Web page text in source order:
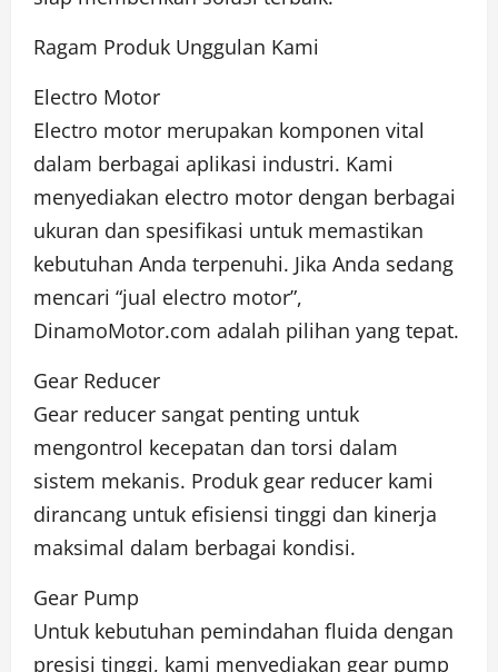
Ragam Produk Unggulan Kami
Electro Motor
Electro motor merupakan komponen vital
dalam berbagai aplikasi industri. Kami
menyediakan electro motor dengan berbagai
ukuran dan spesifikasi untuk memastikan
kebutuhan Anda terpenuhi. Jika Anda sedang
mencari “jual electro motor”,
DinamoMotor.com adalah pilihan yang tepat.
Gear Reducer
Gear reducer sangat penting untuk
mengontrol kecepatan dan torsi dalam
sistem mekanis. Produk gear reducer kami
dirancang untuk efisiensi tinggi dan kinerja
maksimal dalam berbagai kondisi.
Gear Pump
Untuk kebutuhan pemindahan fluida dengan
presisi tinggi, kami menyediakan gear pump